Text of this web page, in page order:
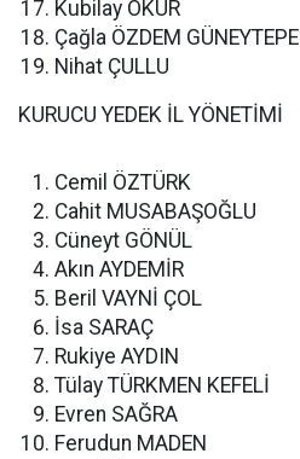
Kubilay OKUR
Çağla ÖZDEM GÜNEYTEPE
Nihat ÇULLU
KURUCU YEDEK İL YÖNETİMİ
Cemil ÖZTÜRK
Cahit MUSABAŞOĞLU
Cüneyt GÖNÜL
Akın AYDEMİR
Beril VAYNİ ÇOL
İsa SARAÇ
Rukiye AYDIN
Tülay TÜRKMEN KEFELİ
Evren SAĞRA
Ferudun MADEN